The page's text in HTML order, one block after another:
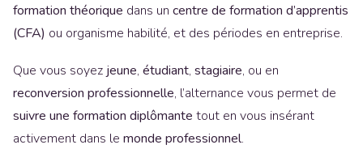
formation théorique dans un centre de formation d’apprentis
(CFA) ou organisme habilité, et des périodes en entreprise.
Que vous soyez jeune, étudiant, stagiaire, ou en
reconversion professionnelle, l’alternance vous permet de
suivre une formation diplômante tout en vous insérant
activement dans le monde professionnel.